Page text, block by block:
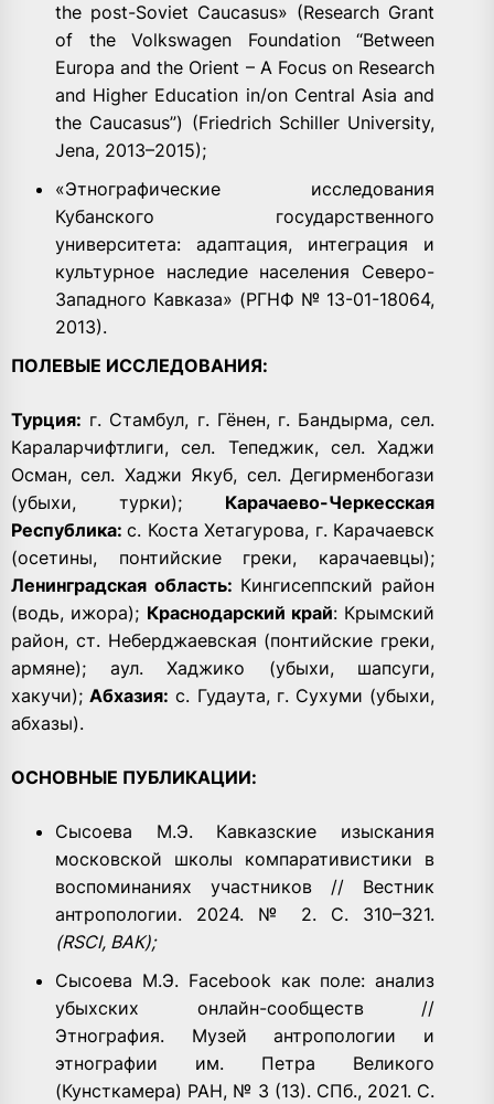
the post-Soviet Caucasus» (Research Grant
of the Volkswagen Foundation “Between
Europa and the Orient – A Focus on Research
and Higher Education in/on Central Asia and
the Caucasus”) (Friedrich Schiller University,
Jena, 2013–2015);
«Этнографические исследования
Кубанского государственного
университета: адаптация, интеграция и
культурное наследие населения Северо-
Западного Кавказа» (РГНФ № 13-01-18064,
2013).
ПОЛЕВЫЕ ИССЛЕДОВАНИЯ:
Турция: г. Стамбул, г. Гёнен, г. Бандырма, сел.
Караларчифтлиги, сел. Тепеджик, сел. Хаджи
Осман, сел. Хаджи Якуб, сел. Дегирменбогази
(убыхи, турки); Карачаево-Черкесская
Республика:с. Коста Хетагурова, г. Карачаевск
(осетины, понтийские греки, карачаевцы);
Ленинградская область: Кингисеппский район
(водь, ижора); Краснодарский край: Крымский
район, ст. Неберджаевская (понтийские греки,
армяне); аул. Хаджико (убыхи, шапсуги,
хакучи);Абхазия: с. Гудаута, г. Сухуми (убыхи,
абхазы).
ОСНОВНЫЕ ПУБЛИКАЦИИ:
Сысоева М.Э. Кавказские изыскания
московской школы компаративистики в
воспоминаниях участников // Вестник
антропологии. 2024. № 2. С. 310–321.
(RSCI, ВАК);
Сысоева М.Э. Facebook как поле: анализ
убыхских онлайн-сообществ //
Этнография. Музей антропологии и
этнографии им. Петра Великого
(Кунсткамера) РАН, № 3 (13). СПб., 2021. С.